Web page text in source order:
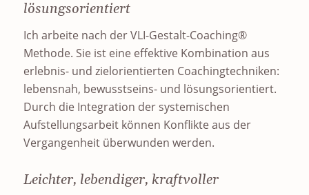
lösungsorientiert
Ich arbeite nach der VLI-Gestalt-Coaching®
Methode. Sie ist eine effektive Kombination aus
erlebnis- und zielorientierten Coachingtechniken:
lebensnah, bewusstseins- und lösungsorientiert.
Durch die Integration der systemischen
Aufstellungsarbeit können Konflikte aus der
Vergangenheit überwunden werden.
Leichter, lebendiger, kraftvoller